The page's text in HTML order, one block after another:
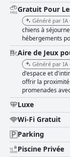
Gratuit Pour
Généré par IA
chiens à
hébergements
Aire de Jeux
Généré par IA
d'espace et
offrir la proximité
promenades
Luxe
Wi-Fi Gratuit
Parking
Piscine Privée